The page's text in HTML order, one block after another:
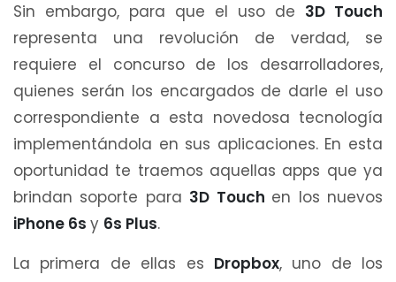
Sin embargo, para que el uso de 3D Touch
representa una revolución de verdad, se
requiere el concurso de los desarrolladores,
quienes serán los encargados de darle el uso
correspondiente a esta novedosa tecnología
implementándola en sus aplicaciones. En esta
oportunidad te traemos aquellas apps que ya
brindan soporte para 3D Touch en los nuevos
iPhone 6s y 6s Plus.
La primera de ellas es Dropbox, uno de los